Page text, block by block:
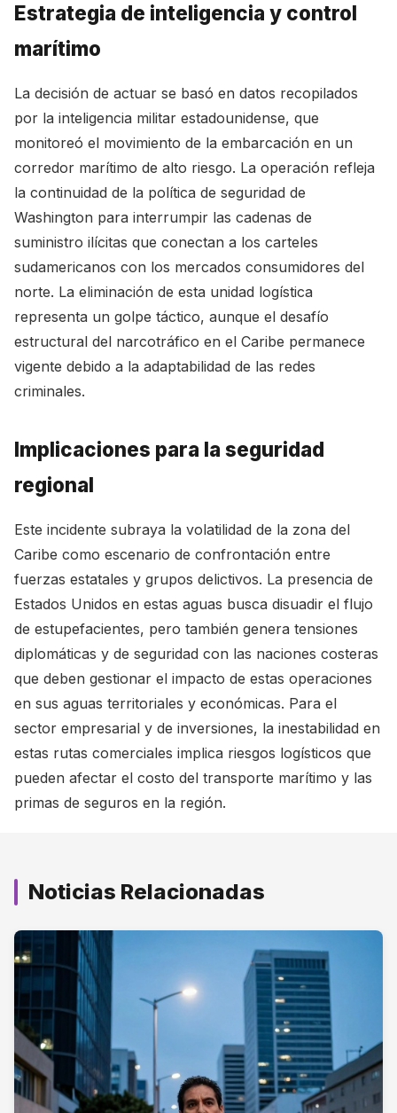
Estrategia de inteligencia y control
marítimo
La decisión de actuar se basó en datos recopilados
por la inteligencia militar estadounidense, que
monitoreó el movimiento de la embarcación en un
corredor marítimo de alto riesgo. La operación refleja
la continuidad de la política de seguridad de
Washington para interrumpir las cadenas de
suministro ilícitas que conectan a los carteles
sudamericanos con los mercados consumidores del
norte. La eliminación de esta unidad logística
representa un golpe táctico, aunque el desafío
estructural del narcotráfico en el Caribe permanece
vigente debido a la adaptabilidad de las redes
criminales.
Implicaciones para la seguridad
regional
Este incidente subraya la volatilidad de la zona del
Caribe como escenario de confrontación entre
fuerzas estatales y grupos delictivos. La presencia de
Estados Unidos en estas aguas busca disuadir el flujo
de estupefacientes, pero también genera tensiones
diplomáticas y de seguridad con las naciones costeras
que deben gestionar el impacto de estas operaciones
en sus aguas territoriales y económicas. Para el
sector empresarial y de inversiones, la inestabilidad en
estas rutas comerciales implica riesgos logísticos que
pueden afectar el costo del transporte marítimo y las
primas de seguros en la región.
Noticias Relacionadas